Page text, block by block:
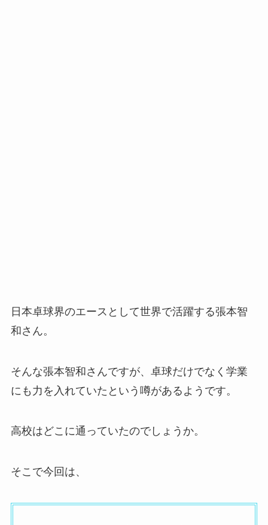
日本卓球界のエースとして世界で活躍する張本智
和さん。
そんな張本智和さんですが、卓球だけでなく学業
にも力を入れていたという噂があるようです。
高校はどこに通っていたのでしょうか。
そこで今回は、